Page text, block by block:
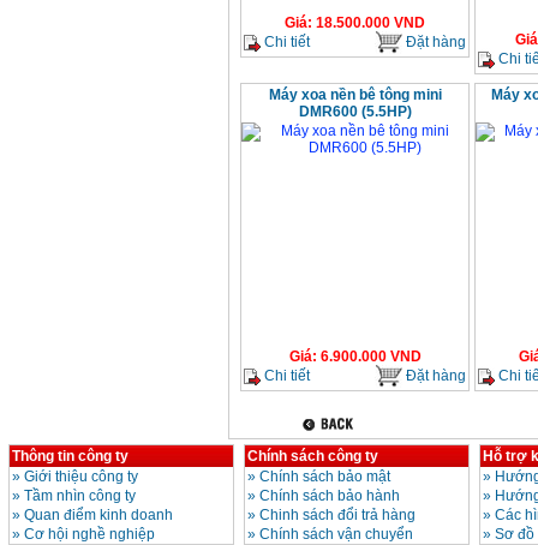
Giá: 18.500.000 VND
Chi tiết
Đặt hàng Giá
Chi
Máy xoa nền bê tông mini
DMR600 (5.5HP)
Giá: 6.900.000VND
Chi tiết
Đặt hàng
Máy
Chi
Thông tin công ty
» Giới thiệu công ty
» Tầm nhìn công ty
» Quan điểm kinh doanh
» Cơ hội nghề nghiệp
Chính sách công ty
» Chính sách bảo mật
» Chính sách bảo hành
» Chinh sách đổi trả hàng
» Chính sách vận chuyển
Hỗ trợ
»
»
» Các
» Sơ